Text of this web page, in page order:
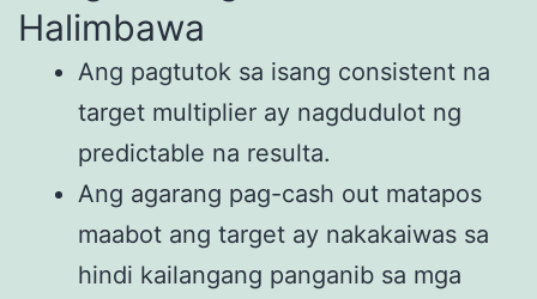
Halimbawa
Ang pagtutok sa isang consistent na
target multiplier ay nagdudulot ng
predictable na resulta.
Ang agarang pag-cash out matapos
maabot ang target ay nakakaiwas sa
hindi kailangang panganib sa mga